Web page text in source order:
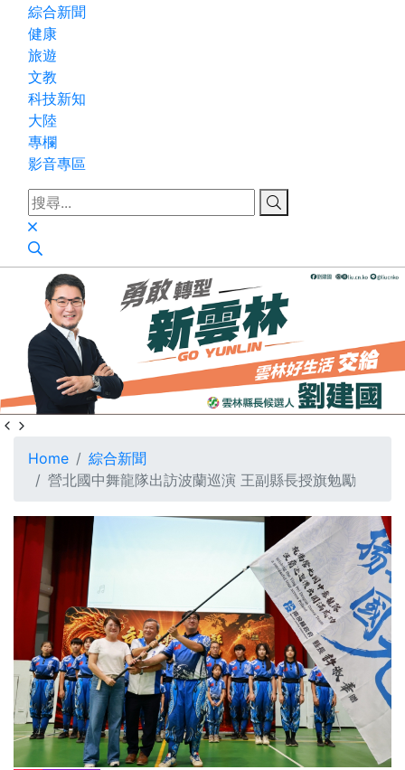
綜合新聞
健康
旅遊
文教
科技新知
大陸
專欄
影音專區
Home
綜合新聞
營北國中舞龍隊出訪波蘭巡演 王副縣長授旗勉勵